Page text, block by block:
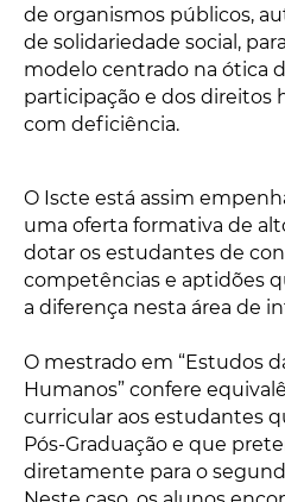
de organismos públicos,
de solidariedade social,
modelo centrado na ótica
participação e dos direitos
com deficiência.
O Iscte está assim
uma oferta formativa de
dotar os estudantes de
competências e aptidões
a diferença nesta área de
O mestrado em “Estudos
Humanos” confere
curricular aos estudantes
Pós-Graduação e que
diretamente para o